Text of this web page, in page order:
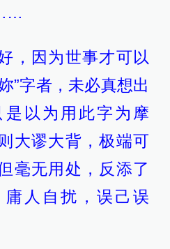
，因为世事才可以
”字者，未必真想出
以为用此字为摩
大谬大背，极端可
毫无用处，反添了
人自扰，误己误